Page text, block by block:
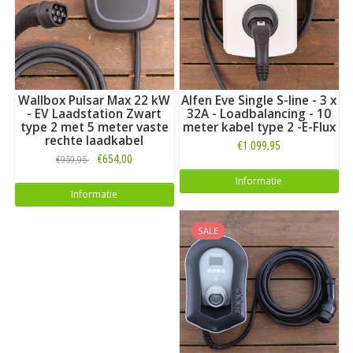
Onze laadstations met vaste Type 2 kabel zijn geschikt voor
thuis en zakelijke installaties. Kies en selecteer hier op
vermogen, merk en de geboden functionaliteiten. We bieden
gunstige prijzen, hebben de laadstations op voorraad, en
adviseren vanuit 10+ jaar ervaring.
Wallbox Pulsar Max 22 kW
- EV Laadstation Zwart
type 2 met 5 meter vaste
rechte laadkabel
€959,95 €654,00
Informatie
Alfen Eve Single S-line - 3 x
32A - Loadbalancing - 10
meter kabel type 2 -E-Flux
€1.099,95
Informatie
SALE